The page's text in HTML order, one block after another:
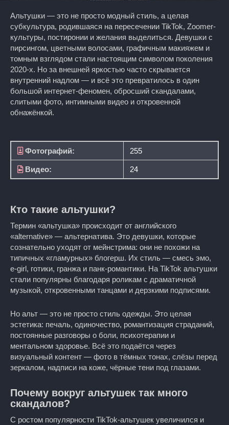
Альтушки — это не просто модный стиль, а целая
субкультура, родившаяся на пересечении TikTok, Zoomer-
культуры, постиронии и желания выделиться. Девушки с
пирсингом, цветными волосами, графичным макияжем и
томным взглядом стали настоящим символом поколения
2020-х. Но за внешней яркостью часто скрывается
внутренний надлом — и всё это превратилось в один
большой интернет-феномен, обросший скандалами,
слитыми фото, интимными видео и откровенной
обнажёнкой.
Фотографий: 255
Видео: 24
Кто такие альтушки?
Термин «альтушка» происходит от английского
«alternative» — альтернатива. Это девушки, которые
сознательно уходят от мейнстрима: они не похожи на
типичных «гламурных» блогерш. Их стиль — смесь эмо,
е-girl, готики, гранжа и панк-романтики. На TikTok альтушки
стали популярны благодаря роликам с драматичной
музыкой, откровенными танцами и дерзкими подписями.
Но альт — это не просто стиль одежды. Это целая
эстетика: печаль, одиночество, романтизация страданий,
постоянные разговоры о боли, психотерапии и
ментальном здоровье. Всё это подаётся через
визуальный контент — фото в тёмных тонах, слёзы перед
зеркалом, надписи на коже, чёрные тени под глазами.
Почему вокруг альтушек так много
скандалов?
С ростом популярности TikTok-альтушек увеличился и